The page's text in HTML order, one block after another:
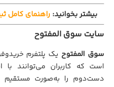
بیشتر بخوانید: راهنمای کامل
سایت سوق المفتوح
سوق المفتوح یک پلتفرم
است که کاربران می‌توانند با
دست‌دوم را به‌صورت مستقیم